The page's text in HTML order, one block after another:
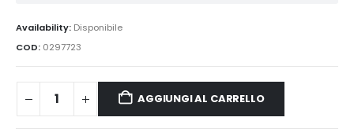
Availability: Disponibile
COD: 0297723
AGGIUNGI AL CARRELLO